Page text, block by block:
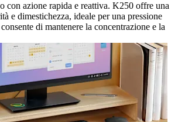
con azione rapida e reattiva. K250 offre una
e dimestichezza, ideale per una pressione
di mantenere la concentrazione e la